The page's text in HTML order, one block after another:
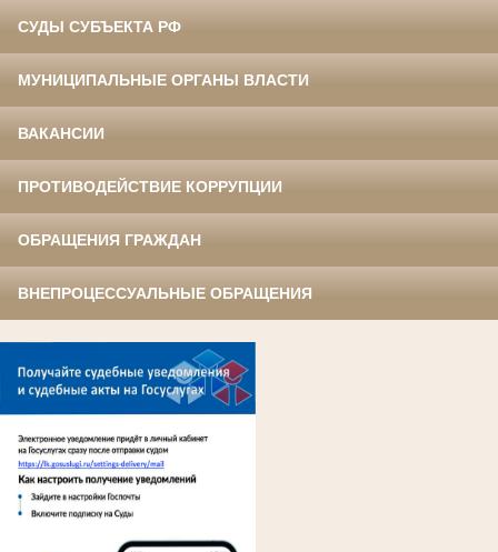
СУДЫ СУБЪЕКТА РФ
МУНИЦИПАЛЬНЫЕ ОРГАНЫ ВЛАСТИ
ВАКАНСИИ
ПРОТИВОДЕЙСТВИЕ КОРРУПЦИИ
ОБРАЩЕНИЯ ГРАЖДАН
ВНЕПРОЦЕССУАЛЬНЫЕ ОБРАЩЕНИЯ